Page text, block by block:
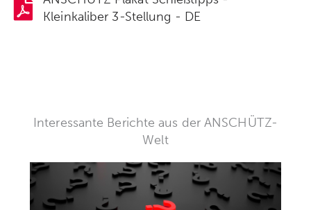
Kleinkaliber 3-Stellung - DE
Interessante Berichte aus der ANSCHÜTZ-
Welt